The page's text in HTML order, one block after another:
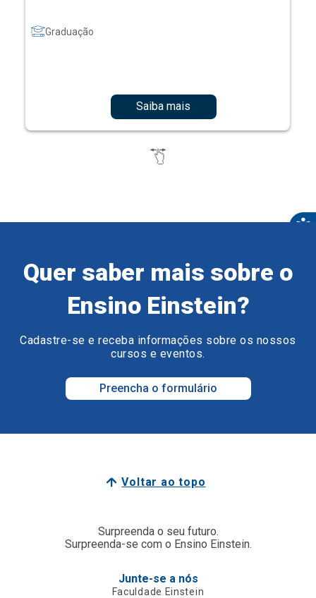
Graduação
Saiba mais
Quer saber mais sobre o
Ensino Einstein?
Cadastre-se e receba informações sobre os nossos
cursos e eventos.
Preencha o formulário
Voltar ao topo
Surpreenda o seu futuro.
Surpreenda-se com o Ensino Einstein.
Junte-se a nós
Faculdade Einstein